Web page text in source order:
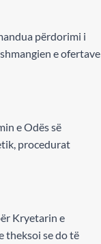
përdorimi i
e ofertave
e Odës së
procedurat
Kryetarin e
theksoi se do të